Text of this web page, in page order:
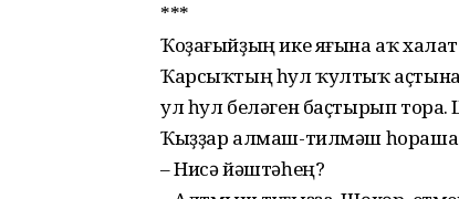
***
Ҡоҙағыйҙың ике яғына аҡ
Ҡарсыҡтың һул ҡултыҡ
ул һул беләген баҫтырып
Ҡыҙҙар алмаш-тилмәш
– Нисә йәштәһең?